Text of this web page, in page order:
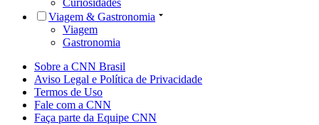
Curiosidades
Viagem & Gastronomia
Viagem
Gastronomia
Sobre a CNN Brasil
Aviso Legal e Política de Privacidade
Termos de Uso
Fale com a CNN
Faça parte da Equipe CNN